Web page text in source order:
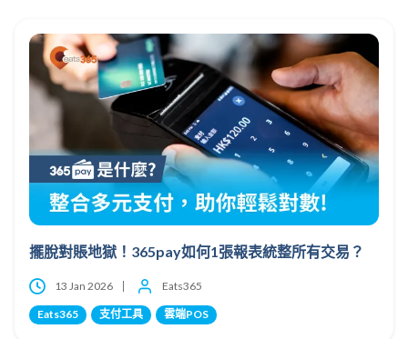
擺脫對賬地獄！365pay如何1張報表統整所有交易？
13 Jan 2026 Eats365
Eats365 支付工具 雲端POS